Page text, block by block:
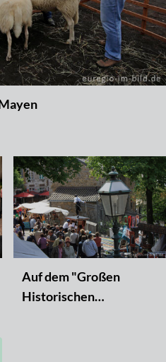
Auf dem "Großen
Historischen